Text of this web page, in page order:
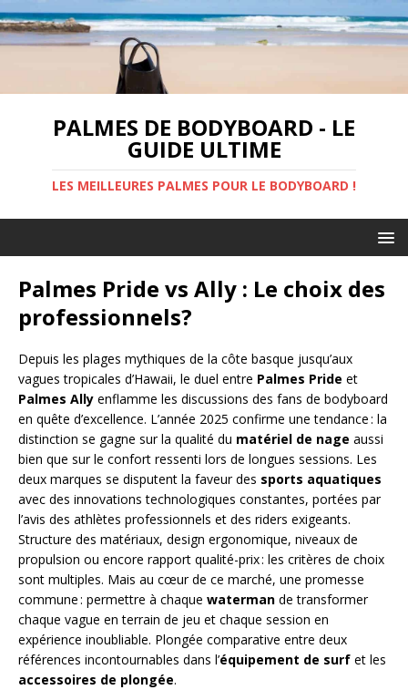
PALMES DE BODYBOARD - LE
GUIDE ULTIME
LES MEILLEURES PALMES POUR LE BODYBOARD !
Palmes Pride vs Ally : Le choix des
professionnels?
Depuis les plages mythiques de la côte basque jusqu’aux
vagues tropicales d’Hawaii, le duel entre Palmes Pride et
Palmes Ally enflamme les discussions des fans de bodyboard
en quête d’excellence. L’année 2025 confirme une tendance : la
distinction se gagne sur la qualité du matériel de nage aussi
bien que sur le confort ressenti lors de longues sessions. Les
deux marques se disputent la faveur des sports aquatiques
avec des innovations technologiques constantes, portées par
l’avis des athlètes professionnels et des riders exigeants.
Structure des matériaux, design ergonomique, niveaux de
propulsion ou encore rapport qualité-prix : les critères de choix
sont multiples. Mais au cœur de ce marché, une promesse
commune : permettre à chaque waterman de transformer
chaque vague en terrain de jeu et chaque session en
expérience inoubliable. Plongée comparative entre deux
références incontournables dans l’équipement de surf et les
accessoires de plongée.